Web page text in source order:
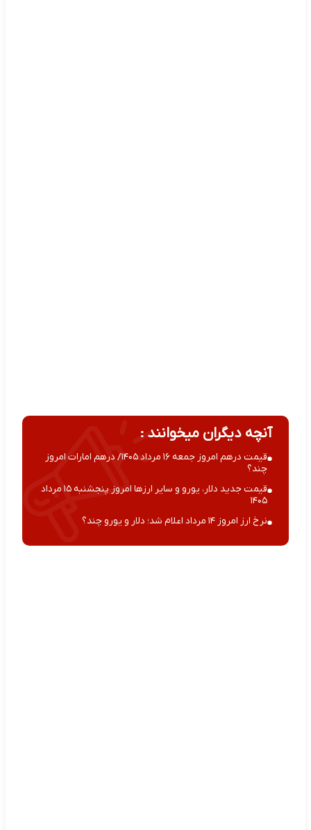
آنچه دیگران میخوانند :
قیمت درهم امروز جمعه ۱۶ مرداد ۱۴۰۵/ درهم امارات امروز
چند؟
قیمت جدید دلار، یورو و سایر ارزها امروز پنجشنبه ۱۵ مرداد
۱۴۰۵
نرخ ارز امروز ۱۴ مرداد اعلام شد؛ دلار و یورو چند؟